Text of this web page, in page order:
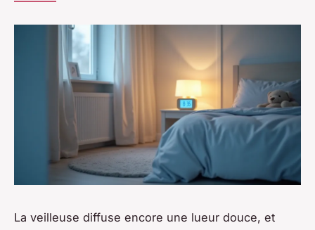
La veilleuse diffuse encore une lueur douce, et